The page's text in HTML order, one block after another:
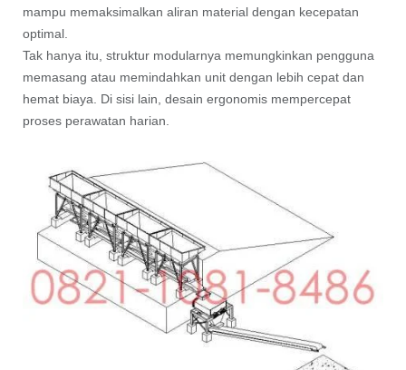
mampu memaksimalkan aliran material dengan kecepatan
optimal.
Tak hanya itu, struktur modularnya memungkinkan pengguna
memasang atau memindahkan unit dengan lebih cepat dan
hemat biaya. Di sisi lain, desain ergonomis mempercepat
proses perawatan harian.